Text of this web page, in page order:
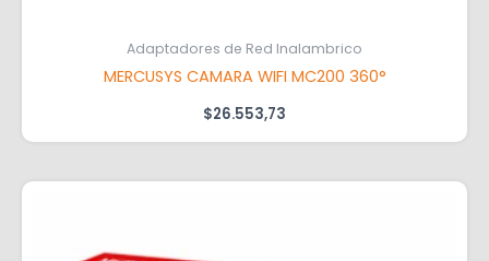
Adaptadores de Red Inalambrico
MERCUSYS CAMARA WIFI MC200 360°
$26.553,73